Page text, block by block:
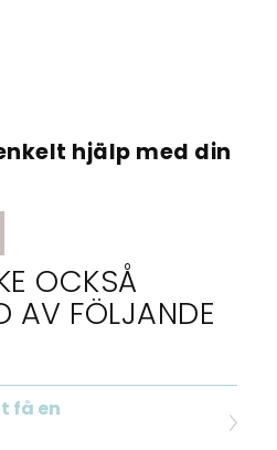
hjälp med din
OCKSÅ
AV FÖLJANDE
få en